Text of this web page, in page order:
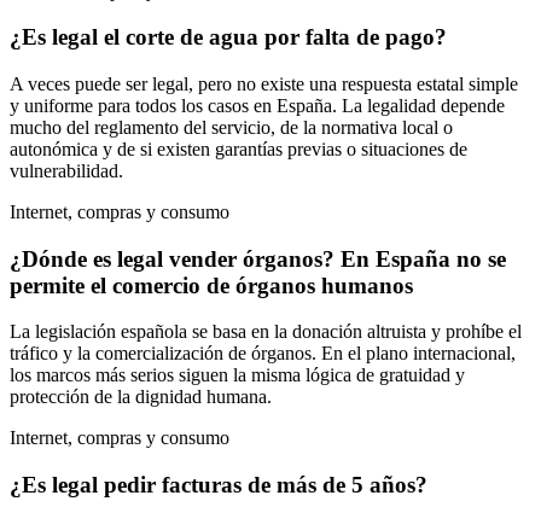
¿Es legal el corte de agua por falta de pago?
A veces puede ser legal, pero no existe una respuesta estatal simple
y uniforme para todos los casos en España. La legalidad depende
mucho del reglamento del servicio, de la normativa local o
autonómica y de si existen garantías previas o situaciones de
vulnerabilidad.
Internet, compras y consumo
¿Dónde es legal vender órganos? En España no se
permite el comercio de órganos humanos
La legislación española se basa en la donación altruista y prohíbe el
tráfico y la comercialización de órganos. En el plano internacional,
los marcos más serios siguen la misma lógica de gratuidad y
protección de la dignidad humana.
Internet, compras y consumo
¿Es legal pedir facturas de más de 5 años?